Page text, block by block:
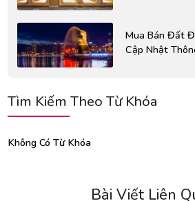
Mua Bán Đất
Cập Nhật
Tìm Kiếm Theo Từ Khóa
Không Có Từ Khóa
Bài Viết Liên